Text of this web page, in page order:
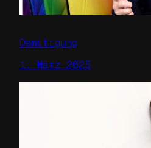
Demütigung
1. März 2025